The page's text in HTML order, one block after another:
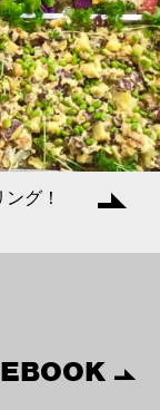
グ！